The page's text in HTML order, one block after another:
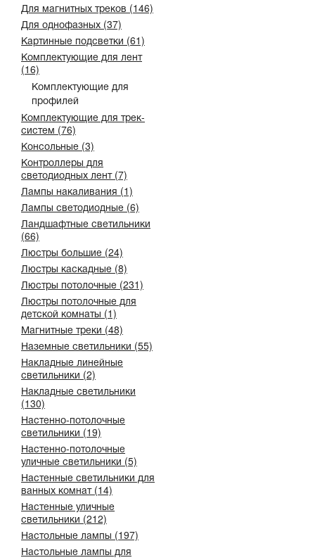
Для магнитных треков (146)
Для однофазных (37)
Картинные подсветки (61)
Комплектующие для лент
(16)
Комплектующие для
профилей
Комплектующие для трек-
систем (76)
Консольные (3)
Контроллеры для
светодиодных лент (7)
Лампы накаливания (1)
Лампы светодиодные (6)
Ландшафтные светильники
(66)
Люстры большие (24)
Люстры каскадные (8)
Люстры потолочные (231)
Люстры потолочные для
детской комнаты (1)
Магнитные треки (48)
Наземные светильники (55)
Накладные линейные
светильники (2)
Накладные светильники
(130)
Настенно-потолочные
светильники (19)
Настенно-потолочные
уличные светильники (5)
Настенные светильники для
ванных комнат (14)
Настенные уличные
светильники (212)
Настольные лампы (197)
Настольные лампы для